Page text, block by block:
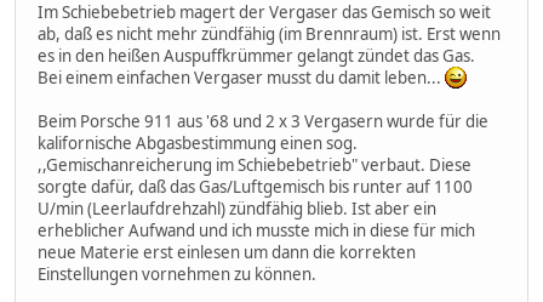
Im Schiebebetrieb magert der Vergaser das Gemisch so weit
ab, daß es nicht mehr zündfähig (im Brennraum) ist. Erst wenn
es in den heißen Auspuffkrümmer gelangt zündet das Gas.
Bei einem einfachen Vergaser musst du damit leben...
Beim Porsche 911 aus '68 und 2 x 3 Vergasern wurde für die
kalifornische Abgasbestimmung einen sog.
,,Gemischanreicherung im Schiebebetrieb" verbaut. Diese
sorgte dafür, daß das Gas/Luftgemisch bis runter auf 1100
U/min (Leerlaufdrehzahl) zündfähig blieb. Ist aber ein
erheblicher Aufwand und ich musste mich in diese für mich
neue Materie erst einlesen um dann die korrekten
Einstellungen vornehmen zu können.